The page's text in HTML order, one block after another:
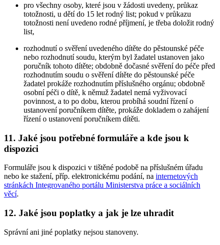
pro všechny osoby, které jsou v žádosti uvedeny, průkaz
totožnosti, u dětí do 15 let rodný list; pokud v průkazu
totožnosti není uvedeno rodné příjmení, je třeba doložit rodný
list,
rozhodnutí o svěření uvedeného dítěte do pěstounské péče
nebo rozhodnutí soudu, kterým byl žadatel ustanoven jako
poručník tohoto dítěte; obdobně dočasné svěření do péče před
rozhodnutím soudu o svěření dítěte do pěstounské péče
žadatel prokáže rozhodnutím příslušného orgánu; obdobně
osobní péči o dítě, k němuž žadatel nemá vyživovací
povinnost, a to po dobu, kterou probíhá soudní řízení o
ustanovení poručníkem dítěte, prokáže dokladem o zahájení
řízení o ustanovení poručníkem dítěti.
11. Jaké jsou potřebné formuláře a kde jsou k
dispozici
Formuláře jsou k dispozici v tištěné podobě na příslušném úřadu
nebo ke stažení, příp. elektronickému podání, na internetových
stránkách Integrovaného portálu Ministerstva práce a sociálních
věcí.
12. Jaké jsou poplatky a jak je lze uhradit
Správní ani jiné poplatky nejsou stanoveny.